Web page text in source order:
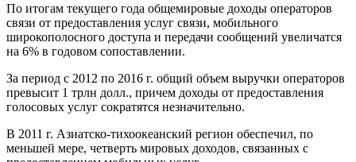
По итогам текущего года общемировые доходы операторов
связи от предоставления услуг связи, мобильного
широкополосного доступа и передачи сообщений увеличатся
на 6% в годовом сопоставлении.
За период с 2012 по 2016 г. общий объем выручки операторов
превысит 1 трлн долл., причем доходы от предоставления
голосовых услуг сократятся незначительно.
В 2011 г. Азиатско-тихоокеанский регион обеспечил, по
меньшей мере, четверть мировых доходов, связанных с